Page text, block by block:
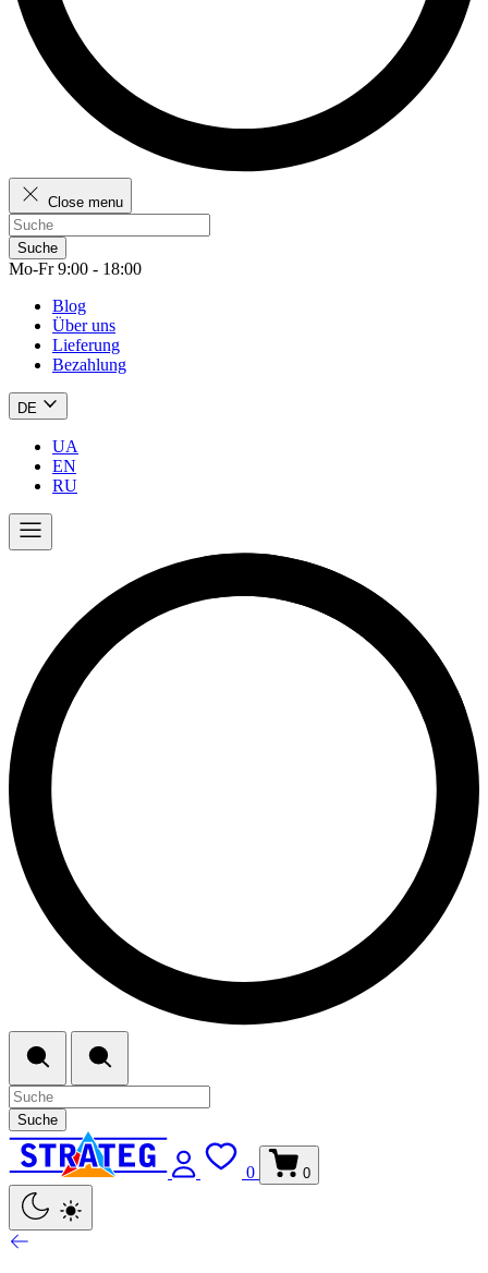
Close menu
Suche
Mo-Fr 9:00 - 18:00
Blog
Über uns
Lieferung
Bezahlung
DE
UA
EN
RU
Suche
0 0